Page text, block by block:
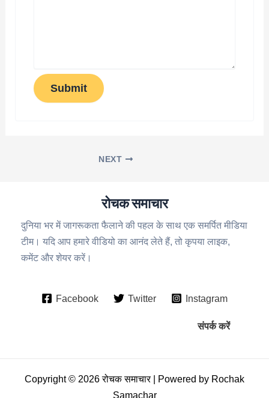
Submit
NEXT
रोचक समाचार
दुनिया भर में जागरूकता फैलाने की पहल के साथ एक समर्पित मीडिया
टीम। यदि आप हमारे वीडियो का आनंद लेते हैं, तो कृपया लाइक,
कमेंट और शेयर करें।
Facebook Twitter Instagram
संपर्क करें
Copyright © 2026 रोचक समाचार | Powered by Rochak
Samachar